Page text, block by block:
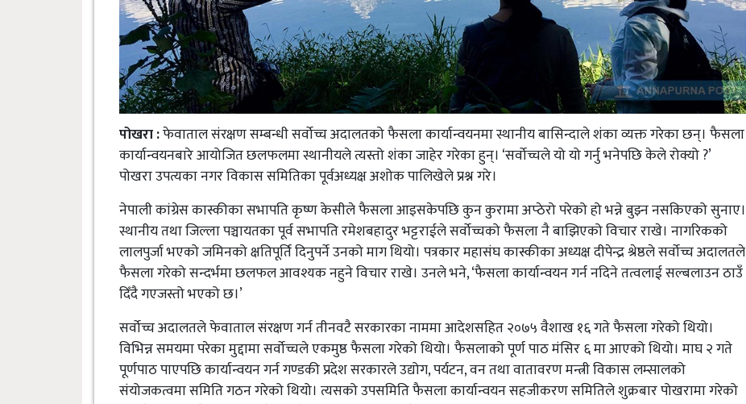
पोखरा :फेवाताल संरक्षण सम्बन्धी सर्वाेच्च अदालतको फैसला कार्यान्वयनमा स्थानीय बासिन्दाले शंका व्यक्त गरेका छन्। फैसला
कार्यान्वयनबारे आयोजित छलफलमा स्थानीयले त्यस्तो शंका जाहेर गरेका हुन्। ‘सर्वाेच्चले यो यो गर्नु भनेपछि केले रोक्यो ?’
पोखरा उपत्यका नगर विकास समितिका पूर्वअध्यक्ष अशोक पालिखेले प्रश्न गरे।
नेपाली कांग्रेस कास्कीका सभापति कृष्ण केसीले फैसला आइसकेपछि कुन कुरामा अप्ठेरो परेको हो भन्ने बुझ्न नसकिएको सुनाए।
स्थानीय तथा जिल्ला पञ्चायतका पूर्व सभापति रमेशबहादुर भट्टराईले सर्वाेच्चको फैसला नै बाझिएको विचार राखे। नागरिकको
लालपुर्जा भएको जमिनको क्षतिपूर्ति दिनुपर्ने उनको माग थियो। पत्रकार महासंघ कास्कीका अध्यक्ष दीपेन्द्र श्रेष्ठले सर्वाेच्च अदालतले
फैसला गरेको सन्दर्भमा छलफल आवश्यक नहुने विचार राखे। उनले भने, ‘फैसला कार्यान्वयन गर्न नदिने तत्वलाई सल्बलाउन ठाउँ
दिँदै गएजस्तो भएको छ।’
सर्वाेच्च अदालतले फेवाताल संरक्षण गर्न तीनवटै सरकारका नाममा आदेशसहित २०७५ वैशाख १६ गते फैसला गरेको थियो।
विभिन्न समयमा परेका मुद्दामा सर्वाेच्चले एकमुष्ठ फैसला गरेको थियो। फैसलाको पूर्ण पाठ मंसिर ६ मा आएको थियो। माघ २ गते
पूर्णपाठ पाएपछि कार्यान्वयन गर्न गण्डकी प्रदेश सरकारले उद्योग, पर्यटन, वन तथा वातावरण मन्त्री विकास लम्सालको
संयोजकत्वमा समिति गठन गरेको थियो। त्यसको उपसमिति फैसला कार्यान्वयन सहजीकरण समितिले शुक्रबार पोखरामा गरेको